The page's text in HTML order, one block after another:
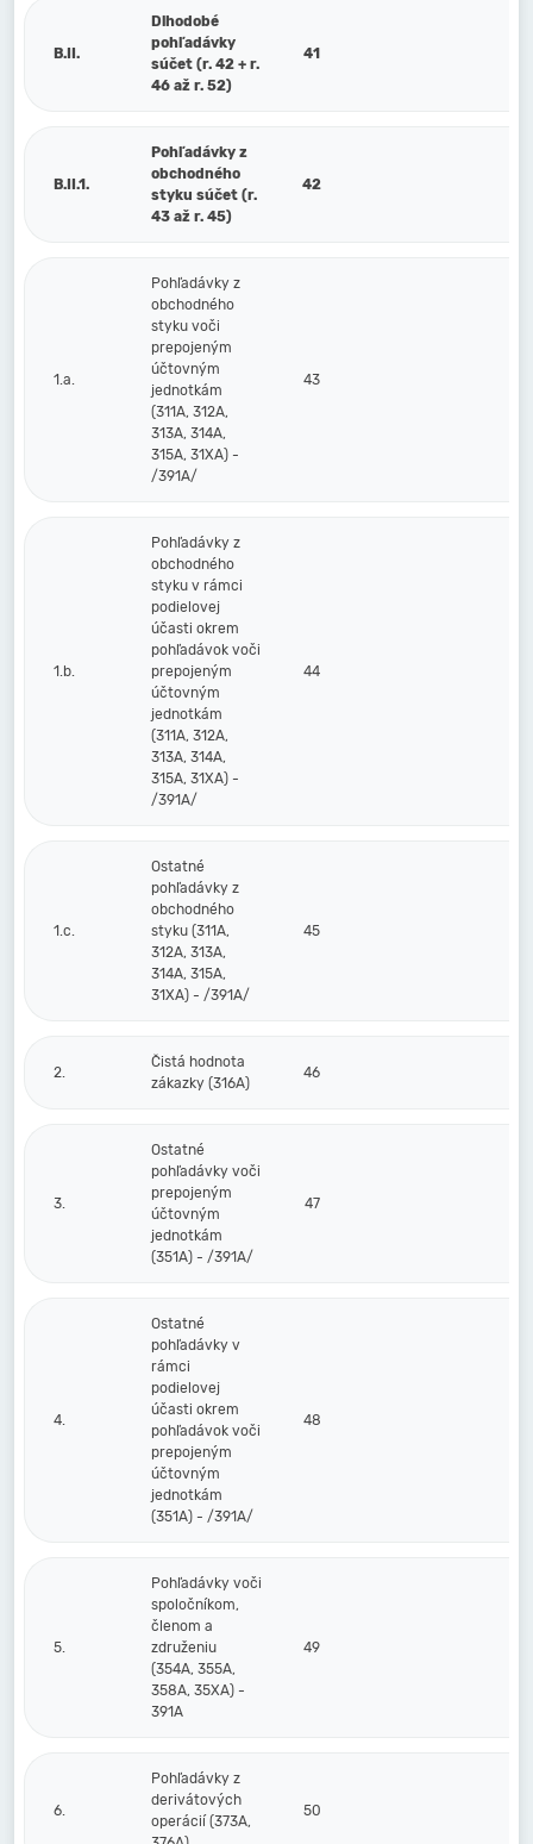
B.II.
Dlhodobé
pohľadávky
súčet (r. 42 + r.
46 až r. 52)
41
B.II.1.
Pohľadávky z
obchodného
styku súčet (r.
43 až r. 45)
42
1.a.
Pohľadávky z
obchodného
styku voči
prepojeným
účtovným
jednotkám
(311A, 312A,
313A, 314A,
315A, 31XA) -
/391A/
43
1.b.
Pohľadávky z
obchodného
styku v rámci
podielovej
účasti okrem
pohľadávok voči
prepojeným
účtovným
jednotkám
(311A, 312A,
313A, 314A,
315A, 31XA) -
/391A/
44
1.c.
Ostatné
pohľadávky z
obchodného
styku (311A,
312A, 313A,
314A, 315A,
31XA) - /391A/
45
2.
Čistá hodnota
zákazky (316A)
46
3.
Ostatné
pohľadávky voči
prepojeným
účtovným
jednotkám
(351A) - /391A/
47
4.
Ostatné
pohľadávky v
rámci
podielovej
účasti okrem
pohľadávok voči
prepojeným
účtovným
jednotkám
(351A) - /391A/
48
5.
Pohľadávky voči
spoločníkom,
členom a
združeniu
(354A, 355A,
358A, 35XA) -
391A
49
6.
Pohľadávky z
derivátových
operácií (373A,
50